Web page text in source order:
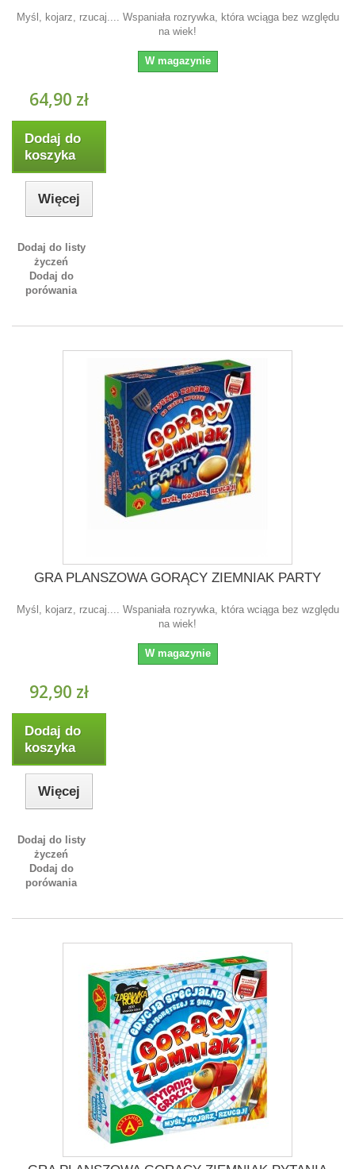
Myśl, kojarz, rzucaj.... Wspaniała rozrywka, która wciąga bez względu
na wiek!
W magazynie
64,90 zł
Dodaj do
koszyka
Więcej
Dodaj do listy
życzeń
Dodaj do
porówania
GRA PLANSZOWA GORĄCY ZIEMNIAK PARTY
Myśl, kojarz, rzucaj.... Wspaniała rozrywka, która wciąga bez względu
na wiek!
W magazynie
92,90 zł
Dodaj do
koszyka
Więcej
Dodaj do listy
życzeń
Dodaj do
porówania